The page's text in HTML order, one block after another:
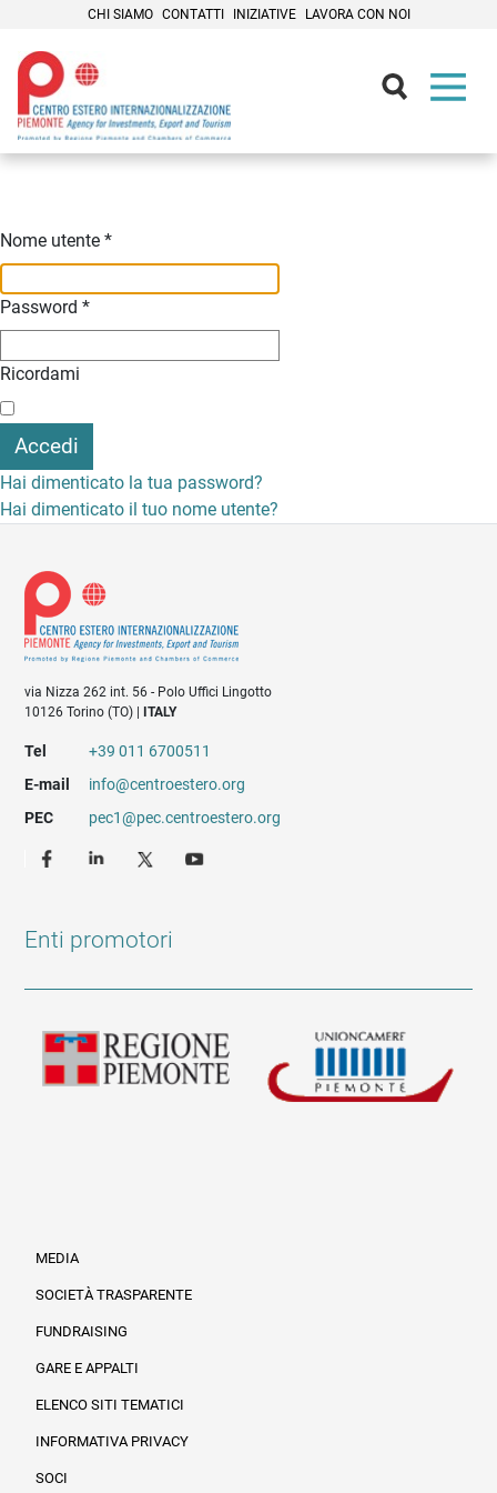
CHI SIAMO CONTATTI INIZIATIVE LAVORA CON NOI
Nome utente *
Password *
Ricordami
Accedi
Hai dimenticato la tua password?
Hai dimenticato il tuo nome utente?
via Nizza 262 int. 56 - Polo Uffici Lingotto
10126 Torino (TO) |
ITALY
Tel
+39 011 6700511
E-mail
info@centroestero.org
PEC
pec1@pec.centroestero.org
Enti promotori
MEDIA
SOCIETÀ TRASPARENTE
FUNDRAISING
GARE E APPALTI
ELENCO SITI TEMATICI
INFORMATIVA PRIVACY
SOCI